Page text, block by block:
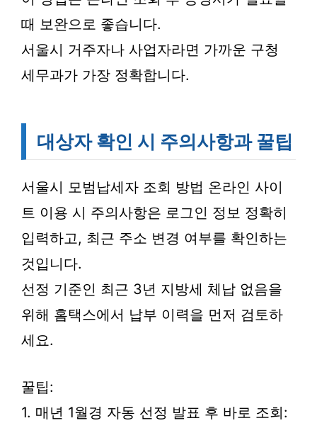
때 보완으로 좋습니다.
서울시 거주자나 사업자라면 가까운 구청
세무과가 가장 정확합니다.
대상자 확인 시 주의사항과 꿀팁
서울시 모범납세자 조회 방법 온라인 사이
트 이용 시 주의사항은 로그인 정보 정확히
입력하고, 최근 주소 변경 여부를 확인하는
것입니다.
선정 기준인 최근 3년 지방세 체납 없음을
위해 홈택스에서 납부 이력을 먼저 검토하
세요.
꿀팁:
1. 매년 1월경 자동 선정 발표 후 바로 조회: